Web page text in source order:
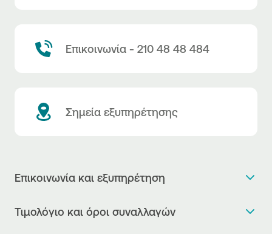
Επικοινωνία - 210 48 48 484
Σημεία εξυπηρέτησης
Επικοινωνία και εξυπηρέτηση
Τιμολόγιο και όροι συναλλαγών